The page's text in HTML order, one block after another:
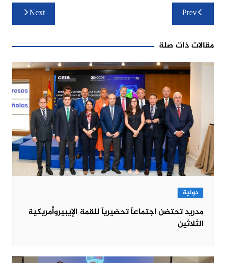
تصفّح
المقالات
Prev
Next
مقالات ذات صلة
دولية
مدريد تحتضن اجتماعاً تحضيرياً للقمة الإيبيروأمريكية
الثلاثين